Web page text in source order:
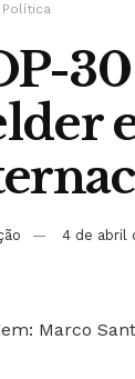
Política
4 de abril